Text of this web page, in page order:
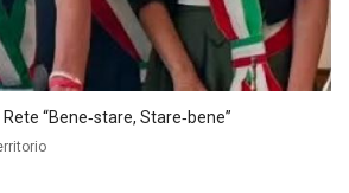
“Bene‑stare, Stare‑bene”